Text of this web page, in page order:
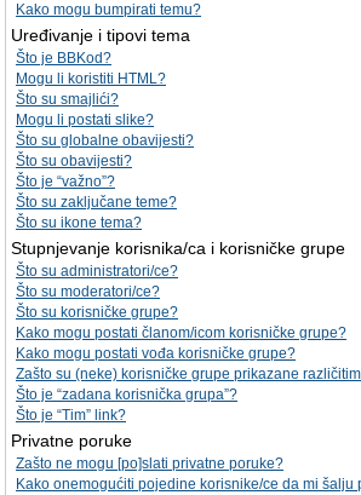
Kako mogu bumpirati temu?
Uređivanje i tipovi tema
Što je BBKod?
Mogu li koristiti HTML?
Što su smajlići?
Mogu li postati slike?
Što su globalne obavijesti?
Što su obavijesti?
Što je “važno”?
Što su zaključane teme?
Što su ikone tema?
Stupnjevanje korisnika/ca i korisničke grupe
Što su administratori/ce?
Što su moderatori/ce?
Što su korisničke grupe?
Kako mogu postati članom/icom korisničke grupe?
Kako mogu postati vođa korisničke grupe?
Zašto su (neke) korisničke grupe prikazane
Što je “zadana korisnička grupa”?
Što je “Tim” link?
Privatne poruke
Zašto ne mogu [po]slati privatne poruke?
Kako onemogućiti pojedine korisnike/ce da mi šalju